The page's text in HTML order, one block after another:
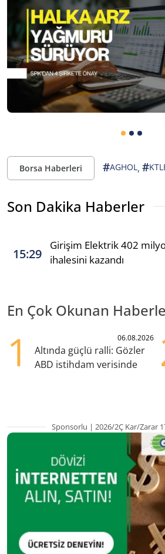
Borsa Haberleri #AGHOL, #
Son Dakika Haberler
15:29
Girişim Elektrik 402
ihalesini kazandı
En Çok Okunan
1 06.08.2026
Altında güçlü ralli: Gözler
ABD istihdam verisinde
Sponsorlu | 2026/2Ç Kar/Zarar